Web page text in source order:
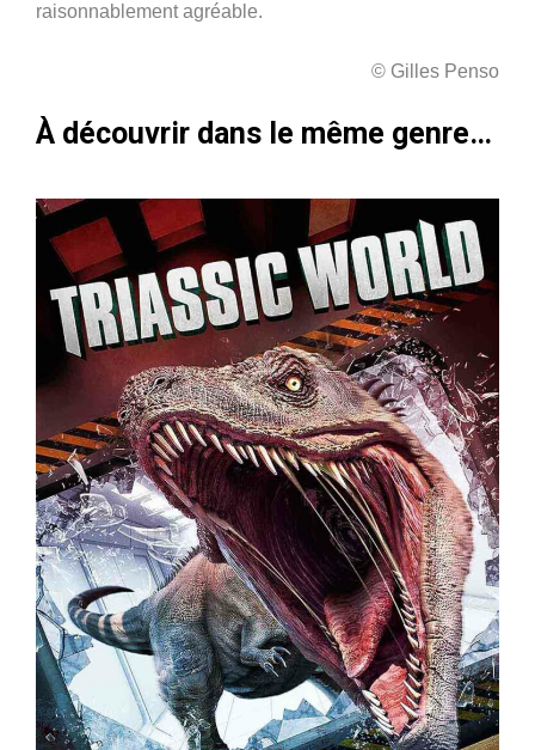
raisonnablement agréable.
© Gilles Penso
À découvrir dans le même genre…